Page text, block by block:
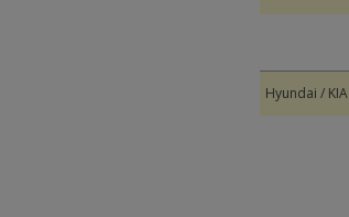
Hyundai / KIA